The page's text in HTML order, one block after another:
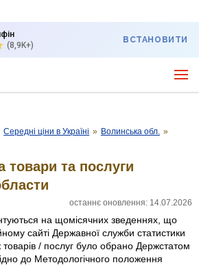
(8,9K+)
ВСТАНОВИТИ
Середні ціни в Україні » Волинська обл. »
товари та послуги
останнє оновлення: 14.07.2026
на щомісячних зведеннях, що
сайті Державної служби статистики
товарів / послуг було обрано Держстатом
до Методологічного положення